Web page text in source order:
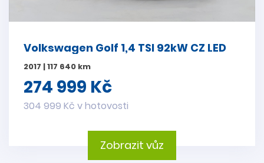
Volkswagen Golf 1,4 TSI 92kW CZ LED
2017 | 117 640 km
274 999 Kč
304 999 Kč v hotovosti
Zobrazit vůz